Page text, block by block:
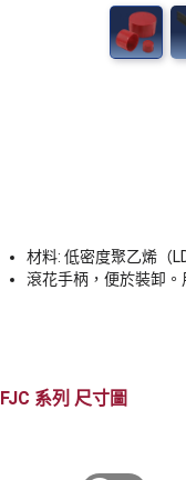
材料: 低密度聚乙烯（
滾花手柄，便於裝卸。
FJC 尺寸圖